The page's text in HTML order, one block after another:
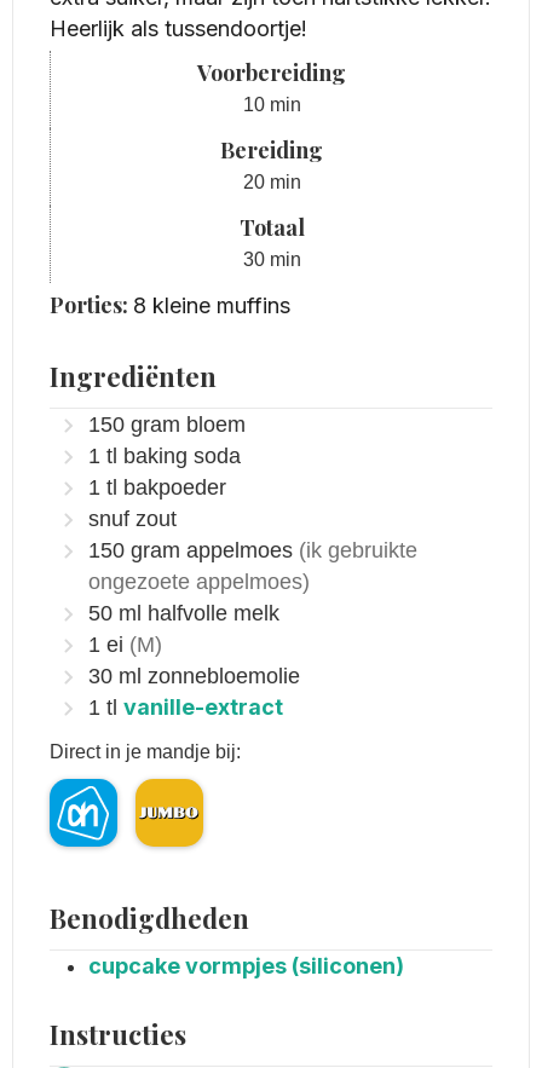
Heerlijk als tussendoortje!
Voorbereiding
10minuten
min
Bereiding
20minuten
min
Totaal
30minuten
min
Porties: 8 kleine muffins
Ingrediënten
150 gram bloem
1 tl baking soda
1 tl bakpoeder
snuf zout
150 gram appelmoes (ik gebruikte
ongezoete appelmoes)
50 ml halfvolle melk
1 ei (M)
30 ml zonnebloemolie
1 tl vanille-extract
Direct in je mandje bij:
Benodigdheden
cupcake vormpjes (siliconen)
Instructies